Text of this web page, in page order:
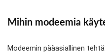
Mihin modeemia
Modeemin pääasiallinen